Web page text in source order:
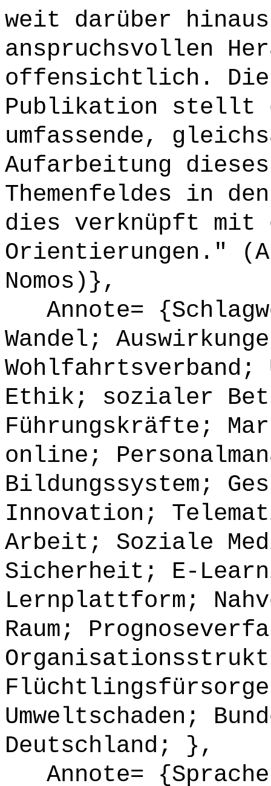
weit darüber
anspruchsvollen
offensichtlich. Die
Publikation stellt
umfassende,
Aufarbeitung dieses
Themenfeldes in
dies verknüpft mit
Orientierungen."
Nomos)},
Annote=
Wandel;
Wohlfahrtsverband;
Ethik; sozialer
Führungskräfte;
online;
Bildungssystem;
Innovation;
Arbeit; Soziale
Sicherheit; E-
Lernplattform;
Raum;
Umweltschaden;
Deutschland; },
Annote=